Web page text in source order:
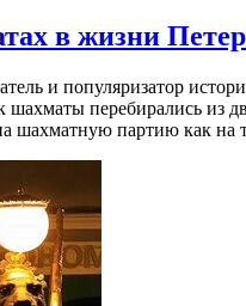
в жизни
и популяризатор
шахматы перебирались из
шахматную партию как на